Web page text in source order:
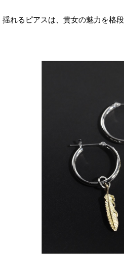
揺れるピアスは、貴女の魅力を格